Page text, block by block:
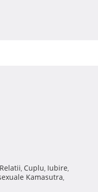
Relatii, Cuplu, Iubire,
Kamasutra,